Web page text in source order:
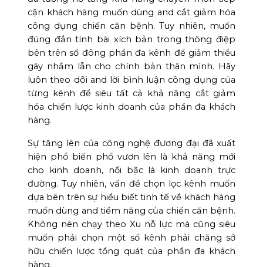
cận khách hàng muốn dùng and cắt giảm hóa
công dụng chiến căn bệnh. Tuy nhiên, muốn
đúng đắn tính bài xích bản trong thông điệp
bên trên số đông phần đa kênh để giảm thiểu
gây nhầm lẫn cho chính bản thân mình. Hãy
luôn theo dõi and lời bình luận công dụng của
từng kênh để siêu tất cả khả năng cắt giảm
hóa chiến lược kinh doanh của phần đa khách
hàng.
Sự tăng lên của công nghệ đương đại đã xuất
hiện phổ biến phổ vươn lên là khả năng mới
cho kinh doanh, nổi bậc là kinh doanh trực
đường. Tuy nhiên, vấn đề chọn lọc kênh muốn
dựa bên trên sự hiểu biết tinh tế về khách hàng
muốn dùng and tiềm năng của chiến căn bệnh.
Không nên chạy theo Xu nỗ lực mà cũng siêu
muốn phải chọn một số kênh phải chăng sở
hữu chiến lược tổng quát của phần đa khách
hàng.